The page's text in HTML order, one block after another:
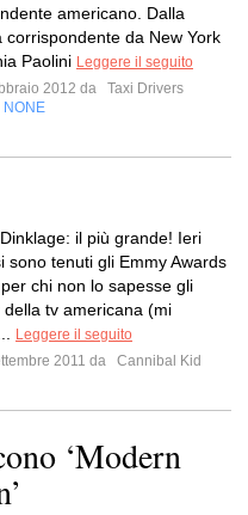
americano. Dalla
corrispondente da New York
Paolini Leggere il seguito
2012 da
Taxi Drivers
NONE
il più grande! Ieri
sono tenuti gli Emmy Awards
chi non lo sapesse gli
della tv americana (mi
Leggere il seguito
2011 da
Cannibal Kid
‘Modern